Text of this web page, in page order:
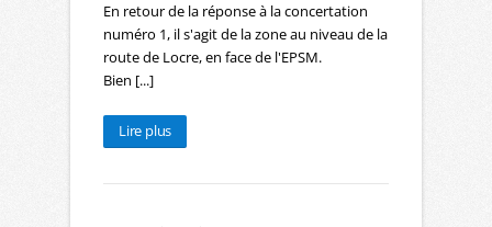
En retour de la réponse à la concertation
numéro 1, il s'agit de la zone au niveau de la
route de Locre, en face de l'EPSM.
Bien [...]
Lire plus